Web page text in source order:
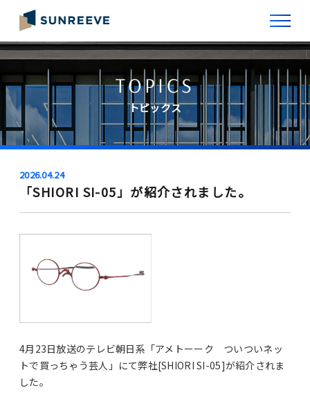
TOPICS
トピックス
「SHIORI SI-05」が紹介されました。
2026.04.24
4月23日放送のテレビ朝日系「アメトーーク ついついネッ
トで買っちゃう芸人」にて弊社[SHIORI SI-05]が紹介されま
した。